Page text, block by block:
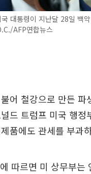
대통령이 지난달 28일 백
AFP연합뉴스
어 철강으로 만든 파
드 트럼프 미국 행정
품에도 관세를 부과
따르면 미 상무부는